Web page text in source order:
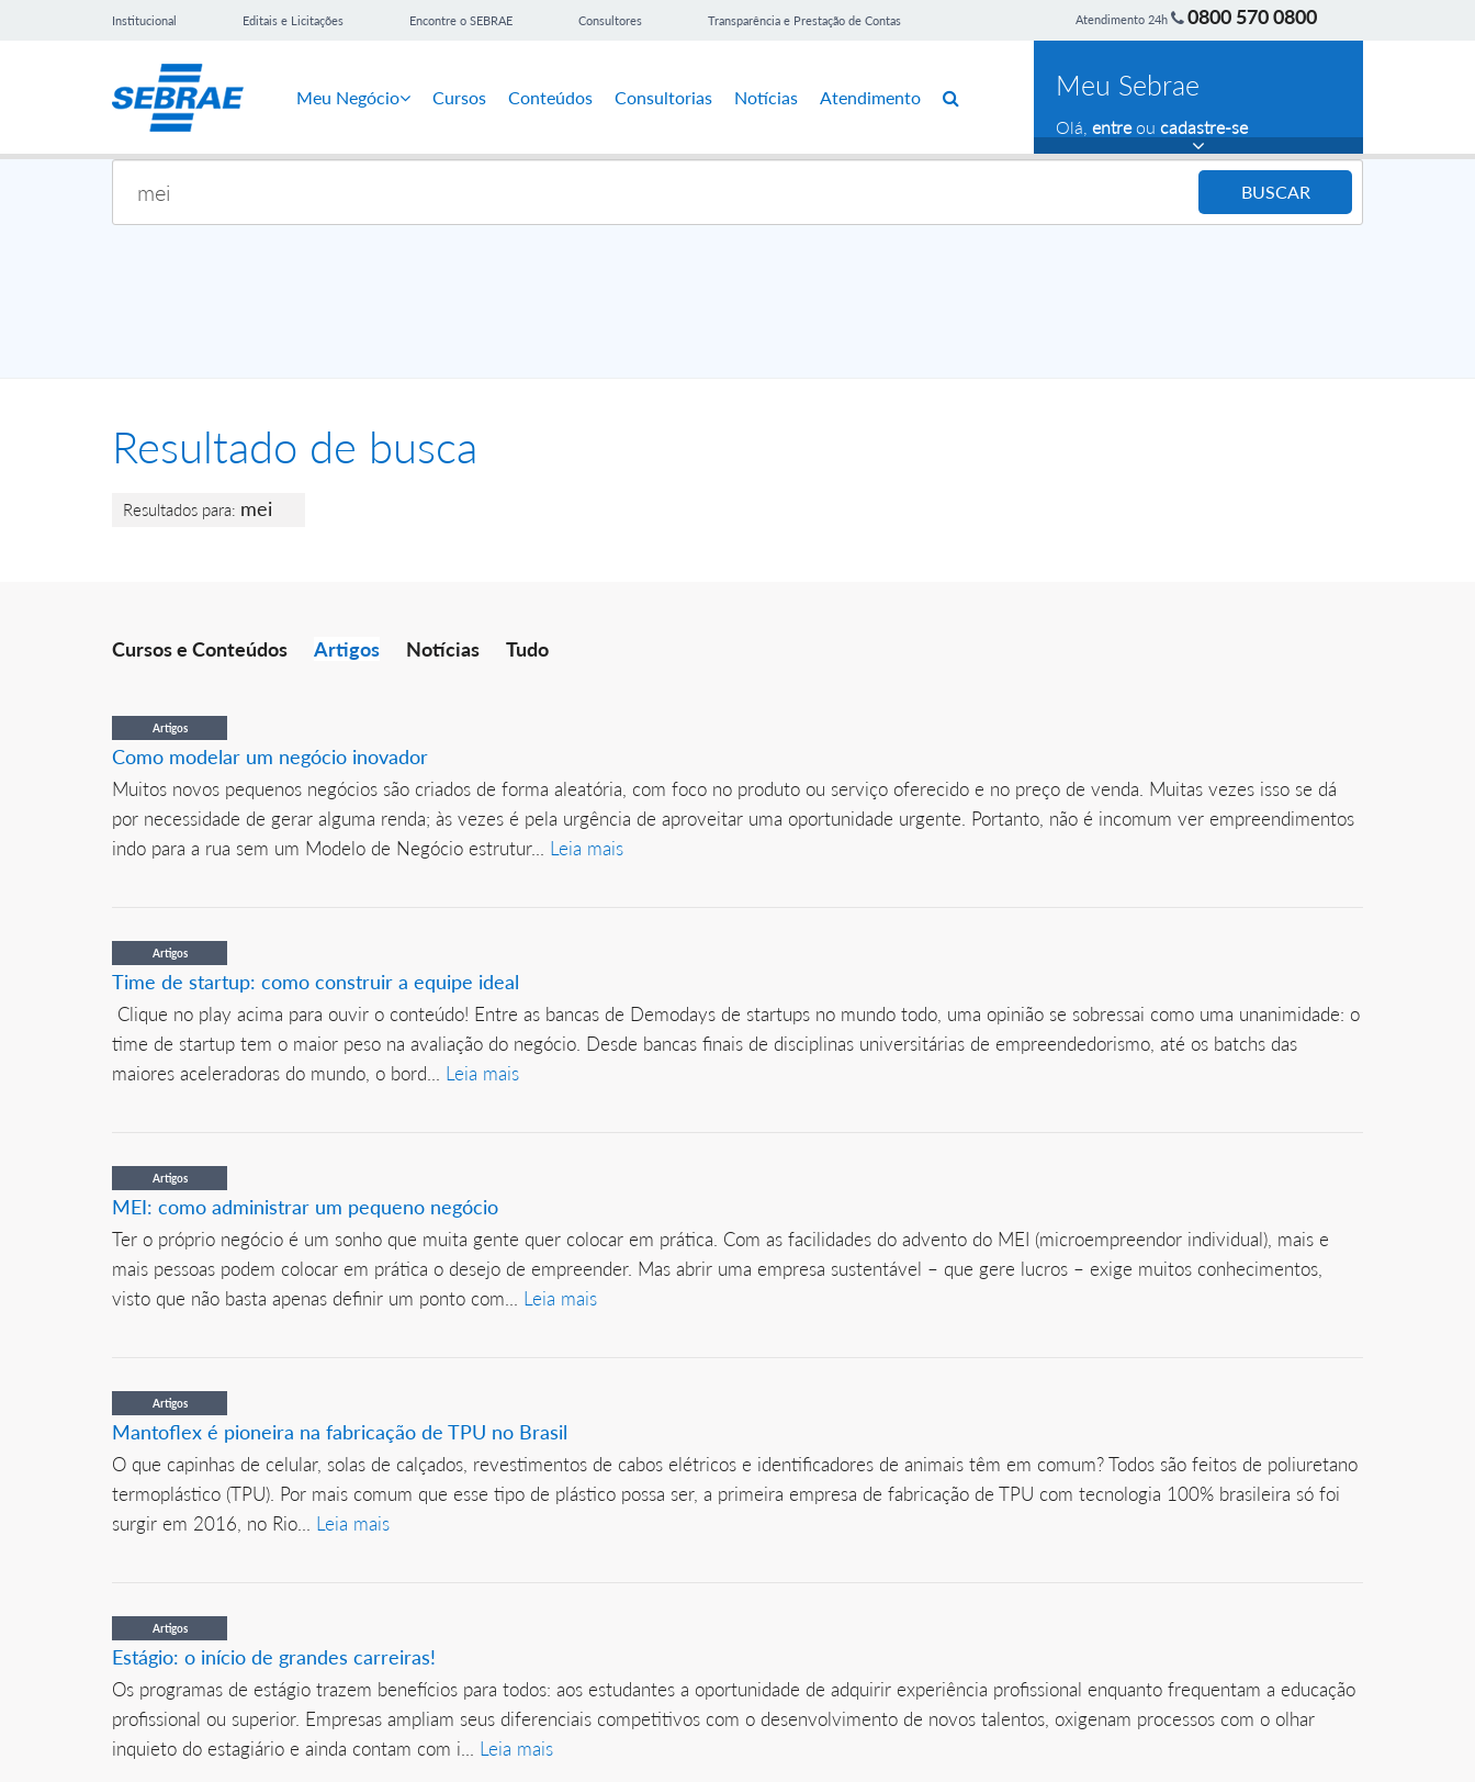
Institucional Editais e Licitações Encontre o SEBRAE Consultores Transparência e Prestação de Contas Atendimento 24h 0800 570 0800
Meu Negócio Cursos Conteúdos Consultorias Notícias Atendimento Meu Sebrae
Olá, entreou cadastre-se
BUSCAR
Resultado de busca
Resultados para: mei
Cursos e Conteúdos Artigos Notícias Tudo
Artigos
Como modelar um negócio inovador
Muitos novos pequenos negócios são criados de forma aleatória, com foco no produto ou serviço oferecido e no preço de venda. Muitas vezes isso se dá
por necessidade de gerar alguma renda; às vezes é pela urgência de aproveitar uma oportunidade urgente. Portanto, não é incomum ver empreendimentos
indo para a rua sem um Modelo de Negócio estrutur... Leia mais
Artigos
Time de startup: como construir a equipe ideal
Clique no play acima para ouvir o conteúdo! Entre as bancas de Demodays de startups no mundo todo, uma opinião se sobressai como uma unanimidade: o
time de startup tem o maior peso na avaliação do negócio. Desde bancas finais de disciplinas universitárias de empreendedorismo, até os batchs das
maiores aceleradoras do mundo, o bord... Leia mais
Artigos
MEI: como administrar um pequeno negócio
Ter o próprio negócio é um sonho que muita gente quer colocar em prática. Com as facilidades do advento do MEI (microempreendor individual), mais e
mais pessoas podem colocar em prática o desejo de empreender. Mas abrir uma empresa sustentável – que gere lucros – exige muitos conhecimentos,
visto que não basta apenas definir um ponto com... Leia mais
Artigos
Mantoflex é pioneira na fabricação de TPU no Brasil
O que capinhas de celular, solas de calçados, revestimentos de cabos elétricos e identificadores de animais têm em comum? Todos são feitos de poliuretano
termoplástico (TPU). Por mais comum que esse tipo de plástico possa ser, a primeira empresa de fabricação de TPU com tecnologia 100% brasileira só foi
surgir em 2016, no Rio... Leia mais
Artigos
Estágio: o início de grandes carreiras!
Os programas de estágio trazem benefícios para todos: aos estudantes a oportunidade de adquirir experiência profissional enquanto frequentam a educação
profissional ou superior. Empresas ampliam seus diferenciais competitivos com o desenvolvimento de novos talentos, oxigenam processos com o olhar
inquieto do estagiário e ainda contam com i... Leia mais